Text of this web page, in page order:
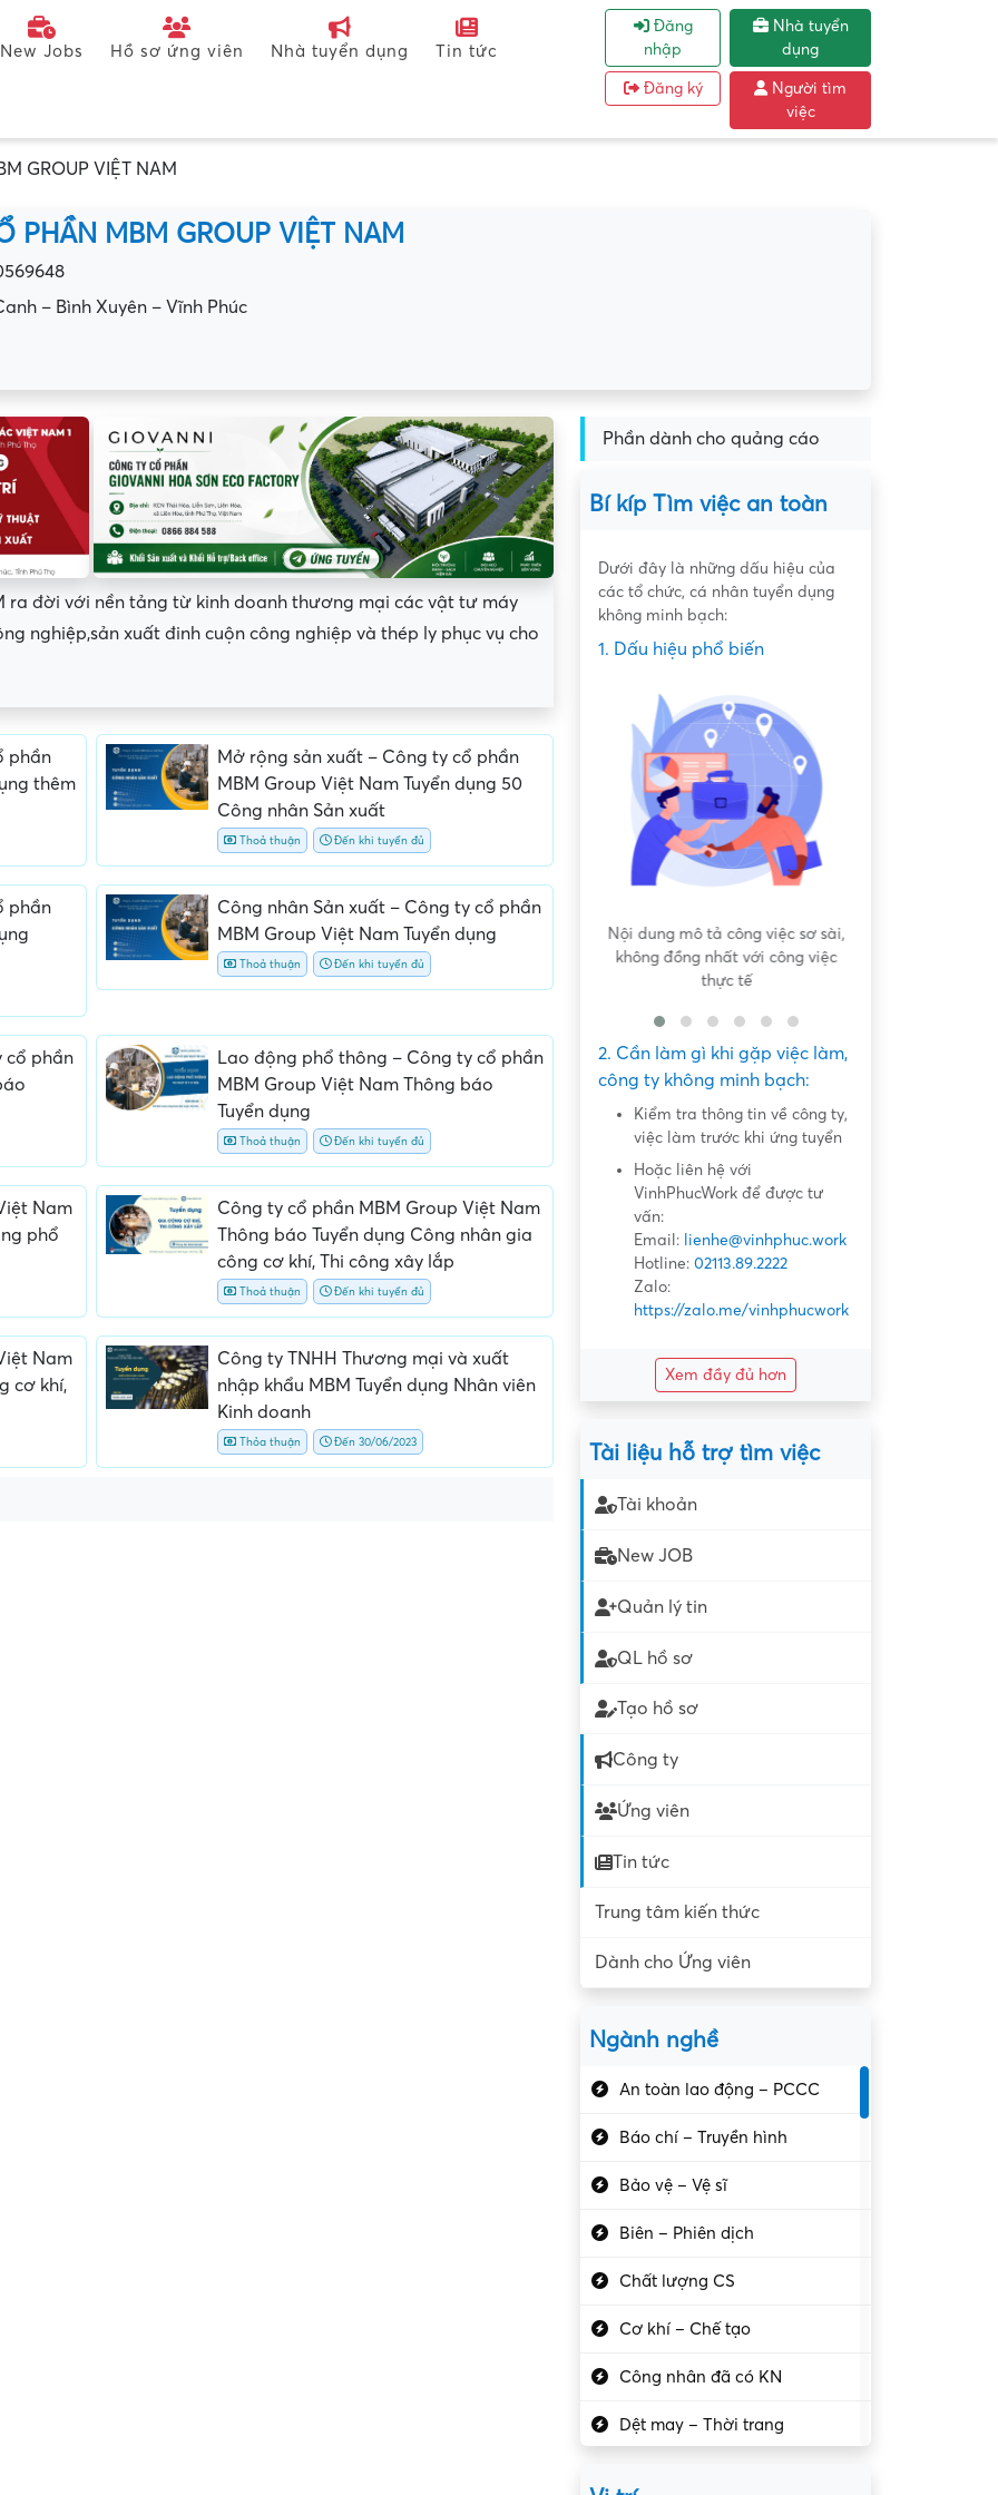
New Jobs Hồ sơ ứng viên Nhà tuyển dụng Tin tức
Đăng
nhập
Đăng ký
Nhà tuyển
dụng
Người tìm
việc
GROUP VIỆT NAM
PHẦN MBM GROUP VIỆT NAM
– Bình Xuyên – Vĩnh Phúc
ra đời với nền tảng từ kinh doanh thương mại các vật tư máy
nghiệp,sản xuất đinh cuộn công nghiệp và thép ly phục vụ cho
phần
thêm
Mở rộng sản xuất – Công ty cổ phần
MBM Group Việt Nam Tuyển dụng 50
Công nhân Sản xuất
Thoả thuận Đến khi tuyển đủ
phần
Công nhân Sản xuất – Công ty cổ phần
MBM Group Việt Nam Tuyển dụng
Thoả thuận Đến khi tuyển đủ
cổ phần
Lao động phổ thông – Công ty cổ phần
MBM Group Việt Nam Thông báo
Tuyển dụng
Thoả thuận Đến khi tuyển đủ
Nam
phổ
Công ty cổ phần MBM Group Việt Nam
Thông báo Tuyển dụng Công nhân gia
công cơ khí, Thi công xây lắp
Thoả thuận Đến khi tuyển đủ
Nam
cơ khí,
Công ty TNHH Thương mại và xuất
nhập khẩu MBM Tuyển dụng Nhân viên
Kinh doanh
Thỏa thuận Đến 30/06/2023
Phần dành cho quảng cáo
Bí kíp Tìm việc an toàn
Dưới đây là những dấu hiệu của
các tổ chức, cá nhân tuyển dụng
không minh bạch:
1. Dấu hiệu phổ biến
phí
Yêu cầu ký kết giấy tờ không rõ
ràng hoặc nộp giấy tờ gốc
Địa điểm phỏng vấn bất bình
Nội dung mô tả công việc sơ sài,
không đồng nhất với công việc
thực tế
2. Cần làm gì khi gặp việc làm,
công ty không minh bạch:
Kiểm tra thông tin về công ty,
việc làm trước khi ứng tuyển
Hoặc liên hệ với
VinhPhucWork để được tư
vấn:
Email: lienhe@vinhphuc.work
Hotline: 02113.89.2222
Zalo:
https://zalo.me/vinhphucwork
Xem đầy đủ hơn
Tài liệu hỗ trợ tìm việc
Tài khoản
New JOB
Quản lý tin
QL hồ sơ
Tạo hồ sơ
Công ty
Ứng viên
Tin tức
Trung tâm kiến thức
Dành cho Ứng viên
Ngành nghề
An toàn lao động – PCCC
Báo chí – Truyền hình
Bảo vệ – Vệ sĩ
Biên – Phiên dịch
Chất lượng CS
Cơ khí – Chế tạo
Công nhân đã có KN
Dệt may – Thời trang